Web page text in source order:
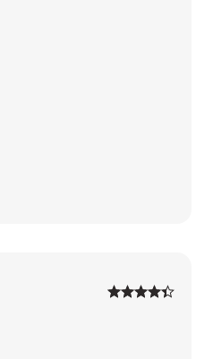
1 2 3 4 5
1 2 3 4 5